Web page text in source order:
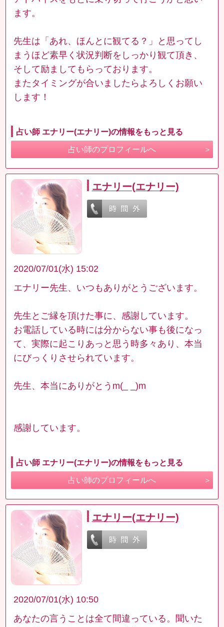
ます。
先生は「あれ、ほんとに観てる？」と思ってし
まうほど素早く状況判断をしっかり観て頂き、
そして励ましてもらっております。
またタイミングが合いましたらよろしくお願い
します！
占い師 エナリー(エナリー)の情報をもっと見る
占い師のプロフィールへ
エナリー(エナリー)
2020/07/01(水) 15:02
エナリー先生、いつもありがとうございます。
先生とご縁を頂けた事に、感謝しています。
お電話している時には分からない事も後になっ
て、実際に起こりあっと思う時多々あり、本当
にびっくりさせられています。
先生、本当にありがとうm(_ _)m
感謝しています。
占い師 エナリー(エナリー)の情報をもっと見る
占い師のプロフィールへ
エナリー(エナリー)
2020/07/01(水) 10:50
あなたの言うことは全て間違っている。聞いた